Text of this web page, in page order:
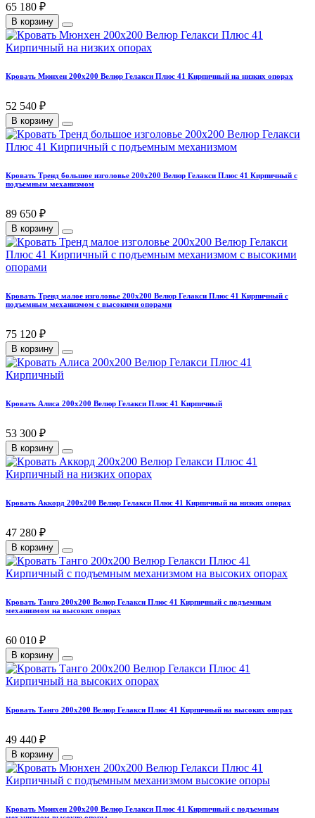
65 180 ₽
В корзину
Кровать Мюнхен 200х200 Велюр Гелакси Плюс 41 Кирпичный на низких опорах
52 540 ₽
В корзину
Кровать Тренд большое изголовье 200х200 Велюр Гелакси Плюс 41 Кирпичный с
подъемным механизмом
89 650 ₽
В корзину
Кровать Тренд малое изголовье 200х200 Велюр Гелакси Плюс 41 Кирпичный с
подъемным механизмом с высокими опорами
75 120 ₽
В корзину
Кровать Алиса 200х200 Велюр Гелакси Плюс 41 Кирпичный
53 300 ₽
В корзину
Кровать Аккорд 200х200 Велюр Гелакси Плюс 41 Кирпичный на низких опорах
47 280 ₽
В корзину
Кровать Танго 200х200 Велюр Гелакси Плюс 41 Кирпичный с подъемным
механизмом на высоких опорах
60 010 ₽
В корзину
Кровать Танго 200х200 Велюр Гелакси Плюс 41 Кирпичный на высоких опорах
49 440 ₽
В корзину
Кровать Мюнхен 200х200 Велюр Гелакси Плюс 41 Кирпичный с подъемным